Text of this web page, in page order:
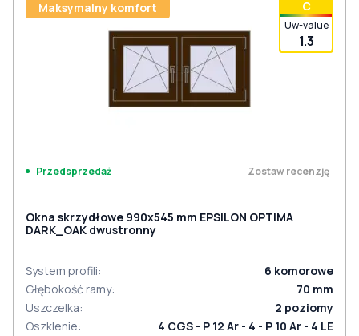
С
Uw-value
1.3
Maksymalny komfort
Przedsprzedaż Zostaw recenzję
Okna skrzydłowe 990x545 mm EPSILON OPTIMA
DARK_OAK dwustronny
System profili: 6 komorowe
Głębokość ramy: 70 mm
Uszczelka: 2 poziomy
Oszklenie:
4 CGS - P 12 Ar - 4 - P 10 Ar - 4 LE